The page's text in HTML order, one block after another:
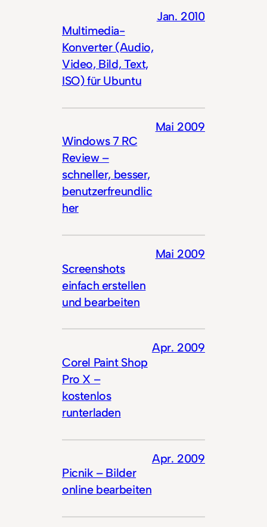
Multimedia-
Konverter (Audio,
Video, Bild, Text,
ISO) für Ubuntu
Jan. 2010
Windows 7 RC
Review –
schneller, besser,
benutzerfreundlic
her
Mai 2009
Screenshots
einfach erstellen
und bearbeiten
Mai 2009
Corel Paint Shop
Pro X –
kostenlos
runterladen
Apr. 2009
Picnik – Bilder
online bearbeiten
Apr. 2009